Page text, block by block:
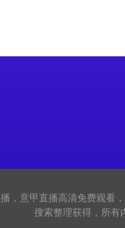
，意甲直播高清免费观看
搜索整理获得，所有